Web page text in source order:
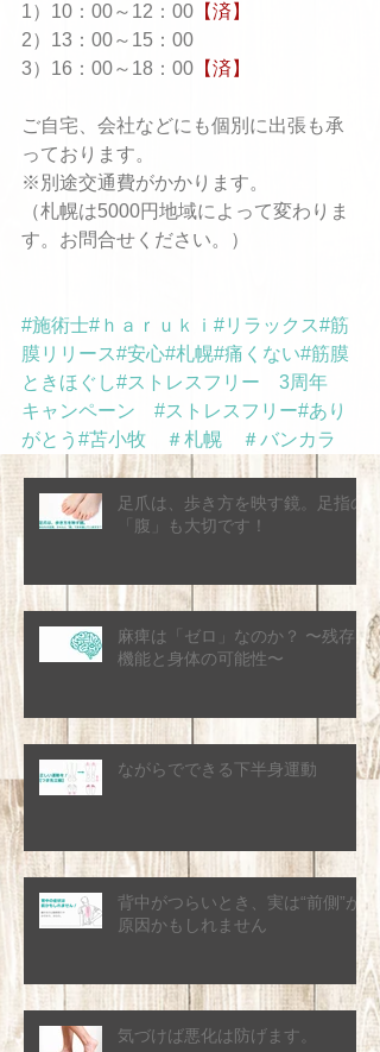
1）10：00～12：00 【済】
2）13：00～15：00
3）16：00～18：00 【済】
ご自宅、会社などにも個別に出張も承
っております。
※別途交通費がかかります。
（札幌は5000円地域によって変わりま
す。お問合せください。）
#施術士#ｈａｒｕｋｉ #リラックス#筋
膜リリース#安心#札幌#痛くない#筋膜
ときほぐし#ストレスフリー 3周年
キャンペーン #ストレスフリー#あり
がとう #苫小牧　＃札幌　＃バンカラ
足爪は、歩き方を映す鏡。足指の
「腹」も大切です！
麻痺は「ゼロ」なのか？ 〜残存
機能と身体の可能性〜
ながらでできる下半身運動
背中がつらいとき、実は“前側”が
原因かもしれません
気づけば悪化は防げます。